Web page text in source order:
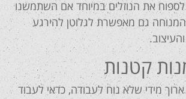
את הנוזלים במיוחד אם השתמשנו
גם מאפשרת לגלוטן להירגע
קטנות
מידי שלא נוח לעבודה, כדאי לעבוד